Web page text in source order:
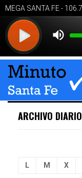
ARCHIVO DIARIO
L M X